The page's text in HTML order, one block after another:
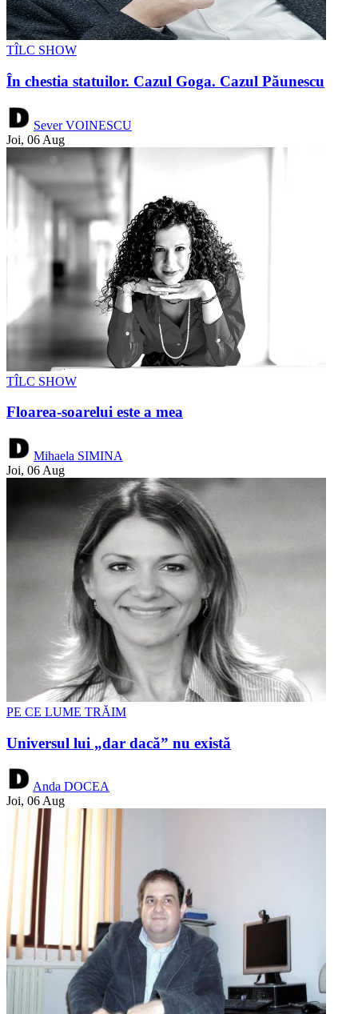
TÎLC SHOW
În chestia statuilor. Cazul Goga. Cazul Păunescu
Sever VOINESCU
Joi, 06 Aug
TÎLC SHOW
Floarea-soarelui este a mea
Mihaela SIMINA
Joi, 06 Aug
PE CE LUME TRĂIM
Universul lui „dar dacă” nu există
Anda DOCEA
Joi, 06 Aug